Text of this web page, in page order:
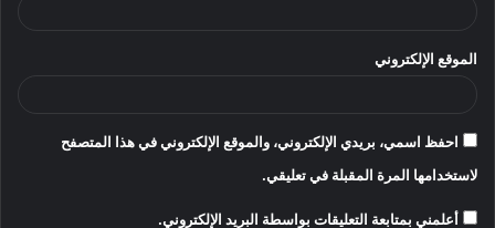
الموقع الإلكتروني
احفظ اسمي، بريدي الإلكتروني، والموقع الإلكتروني في هذا المتصفح
لاستخدامها المرة المقبلة في تعليقي.
أعلمني بمتابعة التعليقات بواسطة البريد الإلكتروني.